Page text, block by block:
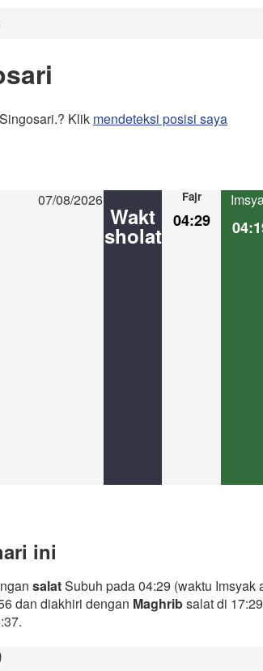
Klik mendeteksi posisi saya
07/08/2026
Wakt
sholat
Fajr
04:29
ini
salatSubuh pada 04:29 (waktu
dan diakhiri dengan Maghribsalat di